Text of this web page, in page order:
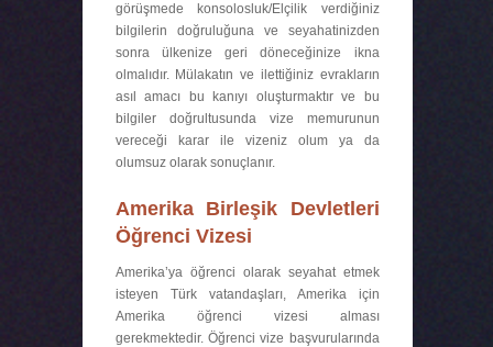
görüşmede konsolosluk/Elçilik verdiğiniz
bilgilerin doğruluğuna ve seyahatinizden
sonra ülkenize geri döneceğinize ikna
olmalıdır. Mülakatın ve ilettiğiniz evrakların
asıl amacı bu kanıyı oluşturmaktır ve bu
bilgiler doğrultusunda vize memurunun
vereceği karar ile vizeniz olum ya da
olumsuz olarak sonuçlanır.
Amerika Birleşik Devletleri
Öğrenci Vizesi
Amerika’ya öğrenci olarak seyahat etmek
isteyen Türk vatandaşları, Amerika için
Amerika öğrenci vizesi alması
gerekmektedir. Öğrenci vize başvurularında